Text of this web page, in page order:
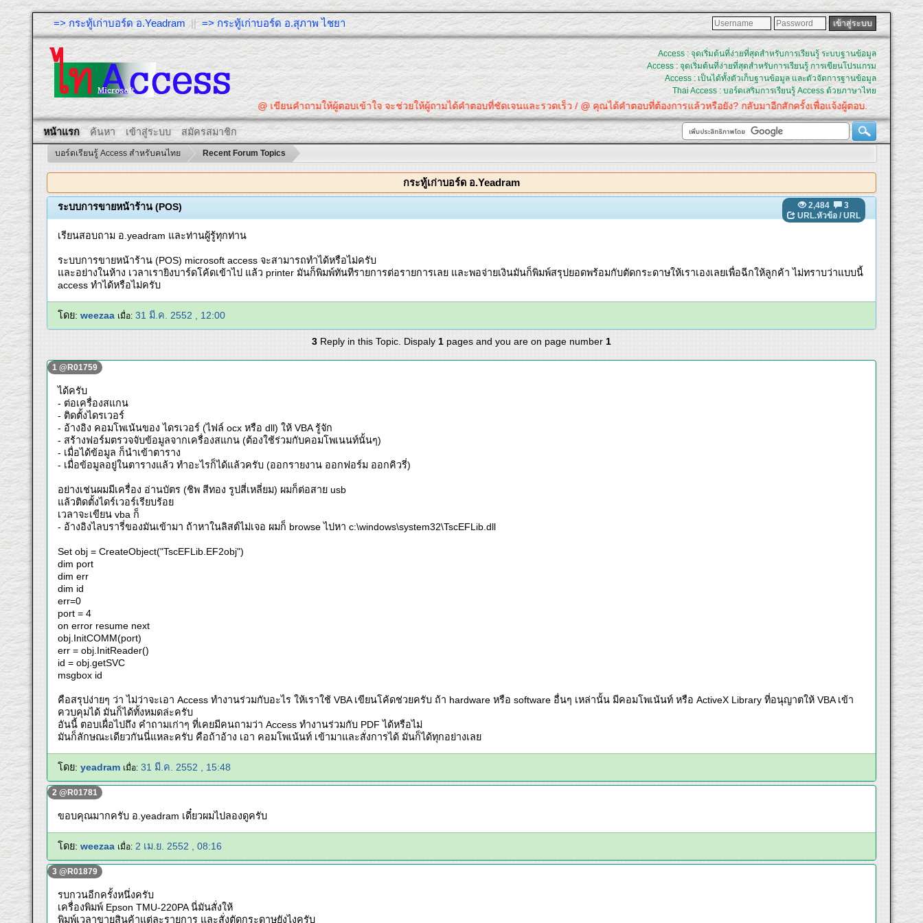
=> กระทู้เก่าบอร์ด อ.Yeadram ||=> กระทู้เก่าบอร์ด อ.สุภาพ ไชยา
Access : จุดเริ่มต้นที่ง่ายที่สุดสำหรับการเรียนรู้ ระบบฐานข้อมูล
Access : จุดเริ่มต้นที่ง่ายที่สุดสำหรับการเรียนรู้ การเขียนโปรแกรม
Access : เป็นได้ทั้งตัวเก็บฐานข้อมูล และตัวจัดการฐานข้อมูล
Thai Access : บอร์ดเสริมการเรียนรู้ Access ด้วยภาษาไทย
@ เขียนคำถามให้ผู้ตอบเข้าใจ จะช่วยให้ผู้ถามได้คำตอบที่ชัดเจนและรวดเร็ว / @ คุณได้คำตอบที่ต้องการแล้วหรือยัง? กลับมาอีกสักครั้งเพื่อแจ้งผู้ตอบ.
หน้าแรก ค้นหา เข้าสู่ระบบ สมัครสมาชิก
บอร์ดเรียนรู้ Access สำหรับคนไทย Recent Forum Topics
กระทู้เก่าบอร์ด อ.Yeadram
2,484
3
URL.หัวข้อ/ URL
ระบบการขายหน้าร้าน (POS)
เรียนสอบถาม อ.yeadram และท่านผู้รู้ทุกท่าน
ระบบการขายหน้าร้าน (POS) microsoft access จะสามารถทำได้หรือไม่ครับ
และอย่างในห้าง เวลาเรายิงบาร์ดโค้ดเข้าไป แล้ว printer มันก็พิมพ์ทันทีรายการต่อรายการเลย และพอจ่ายเงินมันก็พิมพ์สรุปยอดพร้อมกับตัดกระดาษให้เราเองเลยเพื่อฉีกให้ลูกค้า ไม่ทราบว่าแบบนี้
access ทำได้หรือไม่ครับ
โดย: weezaa เมื่อ: 31 มี.ค. 2552 , 12:00
3 Reply in this Topic. Dispaly 1 pages and you are on page number 1
1 @R01759
ได้ครับ
- ต่อเครื่องสแกน
- ติดตั้งไดรเวอร์
- อ้างอิง คอมโพเน้นของ ไดรเวอร์ (ไฟล์ ocx หรือ dll) ให้ VBA รู้จัก
- สร้างฟอร์มตรวจจับข้อมูลจากเครื่องสแกน (ต้องใช้ร่วมกับคอมโพเนนท์นั้นๆ)
- เมื่อได้ข้อมูล ก็นำเข้าตาราง
- เมื่อข้อมูลอยู่ในตารางแล้ว ทำอะไรก็ได้แล้วครับ (ออกรายงาน ออกฟอร์ม ออกคิวรี่)
อย่างเช่นผมมีเครื่อง อ่านบัตร (ชิพ สีทอง รูปสี่เหลี่ยม) ผมก็ต่อสาย usb
แล้วติดตั้งไดร์เวอร์เรียบร้อย
เวลาจะเขียน vba ก็
- อ้างอิงไลบรารี่ของมันเข้ามา ถ้าหาในลิสต์ไม่เจอ ผมก็ browse ไปหา c:\windows\system32\TscEFLib.dll
Set obj = CreateObject("TscEFLib.EF2obj")
dim port
dim err
dim id
err=0
port = 4
on error resume next
obj.InitCOMM(port)
err = obj.InitReader()
id = obj.getSVC
msgbox id
คือสรุปง่ายๆ ว่า ไม่ว่าจะเอา Access ทำงานร่วมกับอะไร ให้เราใช้ VBA เขียนโค้ดช่วยครับ ถ้า hardware หรือ software อื่นๆ เหล่านั้น มีคอมโพเน้นท์ หรือ ActiveX Library ที่อนุญาตให้ VBA เข้า
ควบคุมได้ มันก็ได้ทั้งหมดล่ะครับ
อันนี้ ตอบเผื่อไปถึง คำถามเก่าๆ ที่เคยมีคนถามว่า Access ทำงานร่วมกับ PDF ได้หรือไม่
มันก็ลักษณะเดียวกันนี่แหละครับ คือถ้าอ้าง เอา คอมโพเน้นท์ เข้ามาและสั่งการได้ มันก็ได้ทุกอย่างเลย
โดย: yeadram เมื่อ: 31 มี.ค. 2552 , 15:48
2 @R01781
ขอบคุณมากครับ อ.yeadram เดี๋ยวผมไปลองดูครับ
โดย: weezaa เมื่อ: 2 เม.ย. 2552 , 08:16
3 @R01879
รบกวนอีกครั้งหนึ่งครับ
เครื่องพิมพ์ Epson TMU-220PA นี่มันสั่งให้
พิมพ์เวลาขายสินค้าแต่ละรายการ และสั่งตัดกระดาษยังไงครับ